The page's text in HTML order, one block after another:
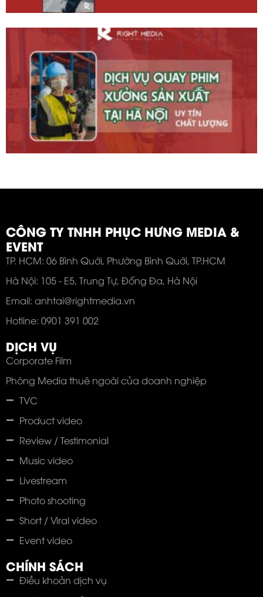
CÔNG TY TNHH PHỤC HƯNG MEDIA &
EVENT
TP. HCM: 06 Bình Quới, Phường Bình Quới, TP.HCM
Hà Nội: 105 - E5, Trung Tự, Đống Đa, Hà Nội
Email: anhtai@rightmedia.vn
Hotline: 0901 391 002
DỊCH VỤ
Corporate Film
Phòng Media thuê ngoài của doanh nghiệp
TVC
Product video
Review / Testimonial
Music video
Livestream
Photo shooting
Short / Viral video
Event video
CHÍNH SÁCH
Điều khoản dịch vụ